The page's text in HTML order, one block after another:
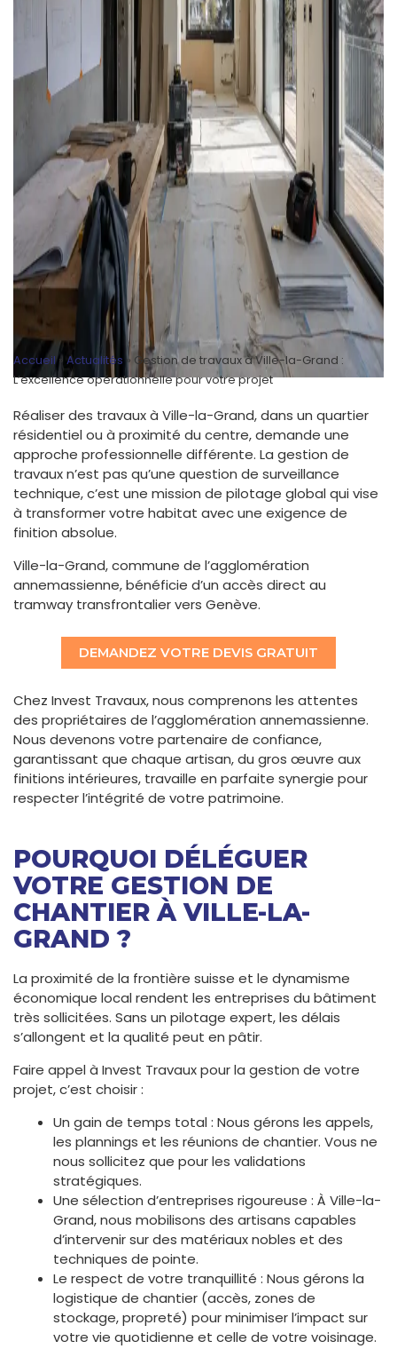
Accueil» Actualités » Gestion de travaux à Ville-la-Grand :
L’excellence opérationnelle pour votre projet
Réaliser des travaux à Ville-la-Grand, dans un quartier
résidentiel ou à proximité du centre, demande une
approche professionnelle différente. La gestion de
travaux n’est pas qu’une question de surveillance
technique, c’est une mission de pilotage global qui vise
à transformer votre habitat avec une exigence de
finition absolue.
Ville-la-Grand, commune de l’agglomération
annemassienne, bénéficie d’un accès direct au
tramway transfrontalier vers Genève.
DEMANDEZ VOTRE DEVIS GRATUIT
Chez Invest Travaux, nous comprenons les attentes
des propriétaires de l’agglomération annemassienne.
Nous devenons votre partenaire de confiance,
garantissant que chaque artisan, du gros œuvre aux
finitions intérieures, travaille en parfaite synergie pour
respecter l’intégrité de votre patrimoine.
POURQUOI DÉLÉGUER
VOTRE GESTION DE
CHANTIER À VILLE-LA-
GRAND ?
La proximité de la frontière suisse et le dynamisme
économique local rendent les entreprises du bâtiment
très sollicitées. Sans un pilotage expert, les délais
s’allongent et la qualité peut en pâtir.
Faire appel à Invest Travaux pour la gestion de votre
projet, c’est choisir :
Un gain de temps total : Nous gérons les appels,
les plannings et les réunions de chantier. Vous ne
nous sollicitez que pour les validations
stratégiques.
Une sélection d’entreprises rigoureuse : À Ville-la-
Grand, nous mobilisons des artisans capables
d’intervenir sur des matériaux nobles et des
techniques de pointe.
Le respect de votre tranquillité : Nous gérons la
logistique de chantier (accès, zones de
stockage, propreté) pour minimiser l’impact sur
votre vie quotidienne et celle de votre voisinage.